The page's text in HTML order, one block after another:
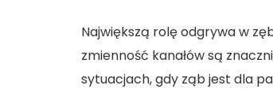
Największą rolę odgrywa w
zmienność kanałów są
sytuacjach, gdy ząb jest dla